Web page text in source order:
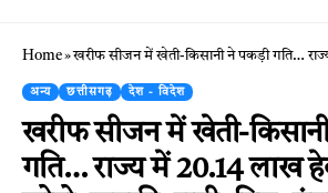
Home»खरीफ सीजन में खेती-किसानी ने पकड़ी गति… राज्य में 20.14 लाख हेक्टेयर में धान, कोदो, कुटकी,
अन्य छत्तीसगढ़ देश - विदेश
खरीफ सीजन में खेती-
गति… राज्य में 20.14 लाख